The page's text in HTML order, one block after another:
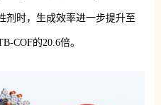
剂时，生成效率进一步提升至
COF的20.6倍。